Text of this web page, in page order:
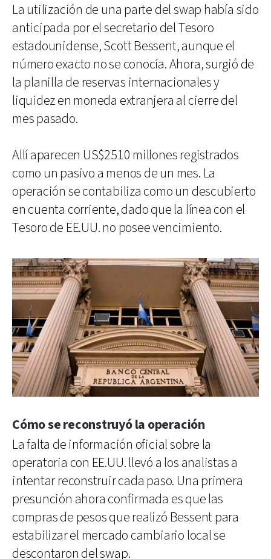
La utilización de una parte del swap había sido
anticipada por el secretario del Tesoro
estadounidense, Scott Bessent, aunque el
número exacto no se conocía. Ahora, surgió de
la planilla de reservas internacionales y
liquidez en moneda extranjera al cierre del
mes pasado.
Allí aparecen US$2510 millones registrados
como un pasivo a menos de un mes. La
operación se contabiliza como un descubierto
en cuenta corriente, dado que la línea con el
Tesoro de EE.UU. no posee vencimiento.
Cómo se reconstruyó la operación
La falta de información oficial sobre la
operatoria con EE.UU. llevó a los analistas a
intentar reconstruir cada paso. Una primera
presunción ahora confirmada es que las
compras de pesos que realizó Bessent para
estabilizar el mercado cambiario local se
descontaron del swap.